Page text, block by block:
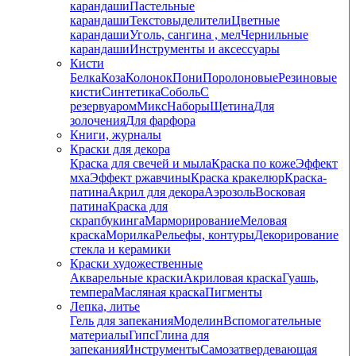
карандашиПастельные
карандашиТекстовыделителиЦветные
карандашиУголь, сангина , мелЧернильные
карандашиИнструменты и аксессуары
Кисти
БелкаКозаКолонокПониПоролоновыеРезиновые
кистиСинтетикаСобольС
резервуаромМиксНаборыЩетинаДля
золоченияДля фарфора
Книги, журналы
Краски для декора
Краска для свечей и мылаКраска по кожеЭффект
мхаЭффект ржавчиныКраска кракелюрКраска-
патинаАкрил для декораАэрозольВосковая
патинаКраска для
скрапбукингаМарморированиеМеловая
краскаМорилкаРельефы, контурыДекорирование
стекла и керамики
Краски художественные
Акварельные краскиАкриловая краскаГуашь,
темпераМасляная краскаПигменты
Лепка, литье
Гель для запеканияМоделинВспомогательные
материалыГипсГлина для
запеканияИнструментыСамозатвердевающая